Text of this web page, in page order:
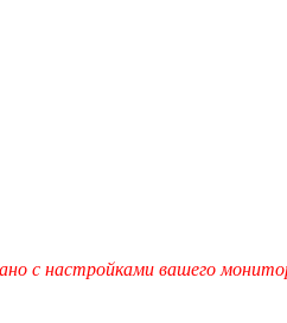
с настройками вашего